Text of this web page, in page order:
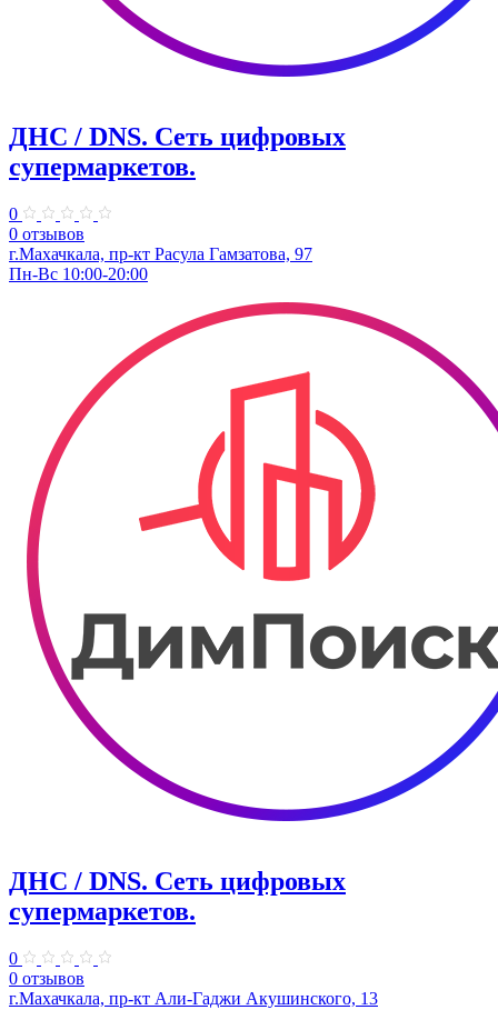
ДНС / DNS. ​Сеть цифровых
супермаркетов.
0
0 отзывов
г.Махачкала, пр-кт Расула Гамзатова, 97
Пн-Вс 10:00-20:00
ДНС / DNS. ​Сеть цифровых
супермаркетов.
0
0 отзывов
г.Махачкала, пр-кт Али-Гаджи Акушинского, 13